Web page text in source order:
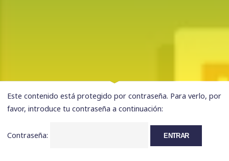
Este contenido está protegido por contraseña. Para verlo, por
favor, introduce tu contraseña a continuación:
Contraseña: